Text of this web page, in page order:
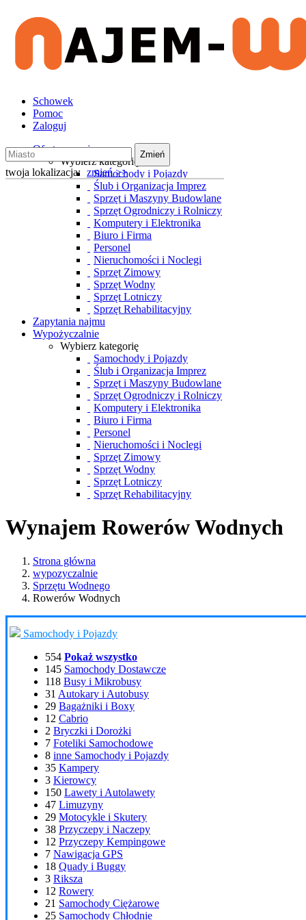
Schowek
Pomoc
Zaloguj
Zmień
twoja lokalizacja: zmień >>
Oferty wynajmu
Wybierz kategorię
Samochody i Pojazdy
Ślub i Organizacja Imprez
Sprzęt i Maszyny Budowlane
Sprzęt Ogrodniczy i Rolniczy
Komputery i Elektronika
Biuro i Firma
Personel
Nieruchomości i Noclegi
Sprzęt Zimowy
Sprzęt Wodny
Sprzęt Lotniczy
Sprzęt Rehabilitacyjny
Zapytania najmu
Wypożyczalnie
Wybierz kategorię
Samochody i Pojazdy
Ślub i Organizacja Imprez
Sprzęt i Maszyny Budowlane
Sprzęt Ogrodniczy i Rolniczy
Komputery i Elektronika
Biuro i Firma
Personel
Nieruchomości i Noclegi
Sprzęt Zimowy
Sprzęt Wodny
Sprzęt Lotniczy
Sprzęt Rehabilitacyjny
Wynajem Rowerów Wodnych
Strona główna
wypozyczalnie
Sprzętu Wodnego
Rowerów Wodnych
Samochody i Pojazdy
554 Pokaż wszystko
145 Samochody Dostawcze
118 Busy i Mikrobusy
31 Autokary i Autobusy
29 Bagażniki i Boxy
12 Cabrio
2 Bryczki i Dorożki
7 Foteliki Samochodowe
8 inne Samochody i Pojazdy
35 Kampery
3 Kierowcy
150 Lawety i Autolawety
47 Limuzyny
29 Motocykle i Skutery
38 Przyczepy i Naczepy
12 Przyczepy Kempingowe
7 Nawigacja GPS
18 Quady i Buggy
3 Riksza
12 Rowery
21 Samochody Ciężarowe
25 Samochody Chłodnie